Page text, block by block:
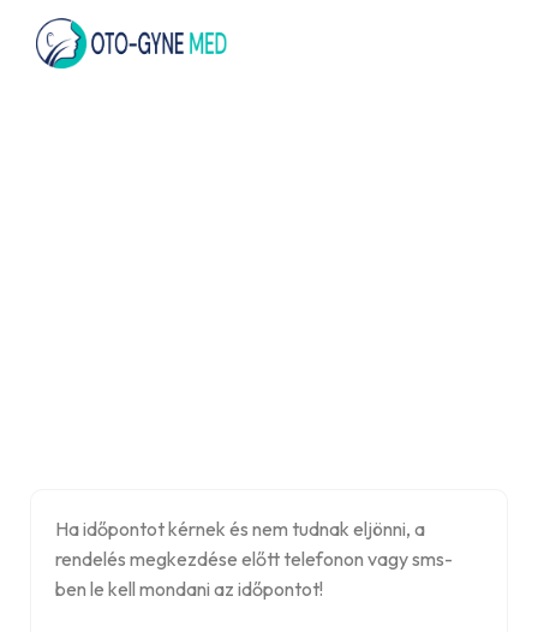
Ha időpontot kérnek és nem tudnak eljönni, a
rendelés megkezdése előtt telefonon vagy sms-
ben le kell mondani az időpontot!